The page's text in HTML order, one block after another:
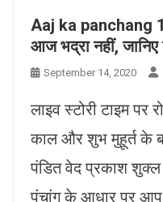
Aaj ka panchang
आज भद्रा नहीं,
September 14, 2020
लाइव स्टोरी टाइम पर
काल और शुभ मुहूर्त के
पंडित वेद प्रकाश शुक्ल
पंचांग के आधार पर